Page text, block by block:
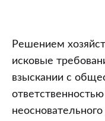
Получение
сверх
того,
что
подлежало
Решением
исковые
взыскании с